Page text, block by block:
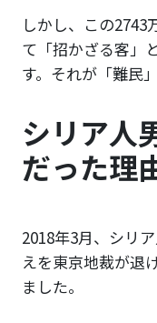
しかし、この2743
て「招かざる客」
す。それが「難民
シリア人
だった理
2018年3月、シリ
えを東京地裁が退
ました。